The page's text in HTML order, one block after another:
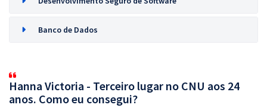
Banco de Dados
Hanna Victoria - Terceiro lugar no CNU aos 24
anos. Como eu consegui?